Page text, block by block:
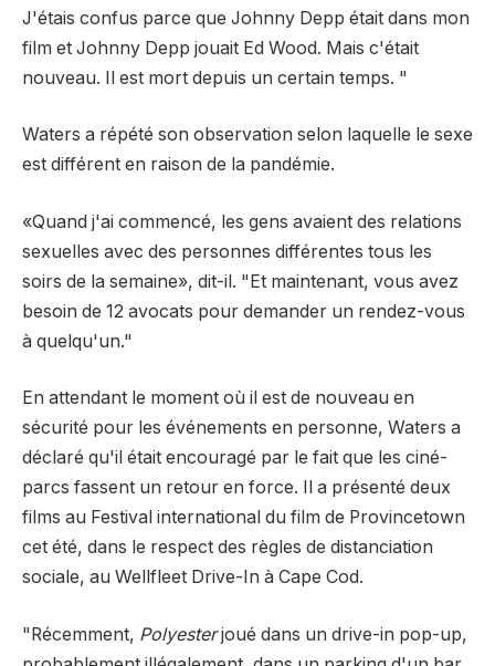
J'étais confus parce que Johnny Depp était dans mon
film et Johnny Depp jouait Ed Wood. Mais c'était
nouveau. Il est mort depuis un certain temps. "
Waters a répété son observation selon laquelle le sexe
est différent en raison de la pandémie.
«Quand j'ai commencé, les gens avaient des relations
sexuelles avec des personnes différentes tous les
soirs de la semaine», dit-il. "Et maintenant, vous avez
besoin de 12 avocats pour demander un rendez-vous
à quelqu'un."
En attendant le moment où il est de nouveau en
sécurité pour les événements en personne, Waters a
déclaré qu'il était encouragé par le fait que les ciné-
parcs fassent un retour en force. Il a présenté deux
films au Festival international du film de Provincetown
cet été, dans le respect des règles de distanciation
sociale, au Wellfleet Drive-In à Cape Cod.
"Récemment, Polyesterjoué dans un drive-in pop-up,